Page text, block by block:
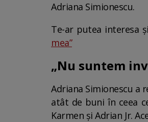
Adriana Simionescu.
Te-ar putea interesa
mea”
„Nu suntem
Adriana Simionescu a
atât de buni în ceea
Karmen și Adrian Jr.